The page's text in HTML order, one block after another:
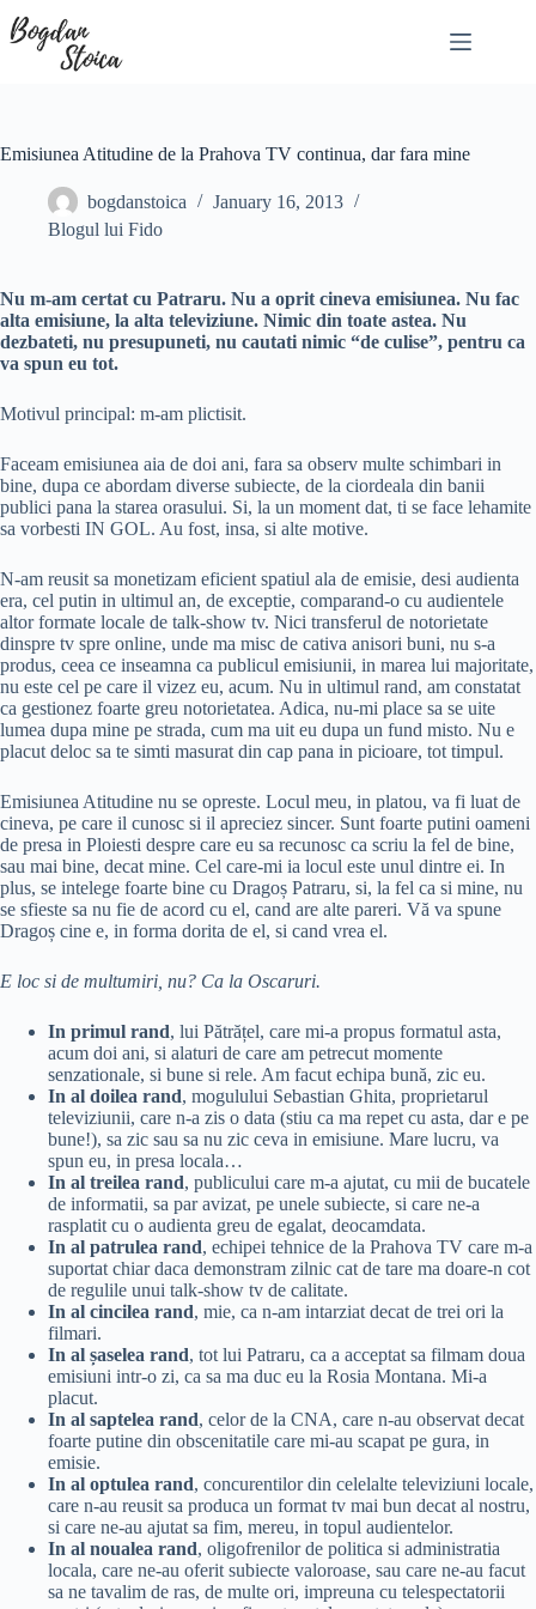
to
content
Emisiunea Atitudine de la Prahova TV continua, dar fara mine
bogdanstoica
January 16, 2013
Blogul lui Fido
Nu m-am certat cu Patraru. Nu a oprit cineva emisiunea. Nu fac
alta emisiune, la alta televiziune. Nimic din toate astea. Nu
dezbateti, nu presupuneti, nu cautati nimic “de culise”, pentru ca
va spun eu tot.
Motivul principal: m-am plictisit.
Faceam emisiunea aia de doi ani, fara sa observ multe schimbari in
bine, dupa ce abordam diverse subiecte, de la ciordeala din banii
publici pana la starea orasului. Si, la un moment dat, ti se face lehamite
sa vorbesti IN GOL. Au fost, insa, si alte motive.
N-am reusit sa monetizam eficient spatiul ala de emisie, desi audienta
era, cel putin in ultimul an, de exceptie, comparand-o cu audientele
altor formate locale de talk-show tv. Nici transferul de notorietate
dinspre tv spre online, unde ma misc de cativa anisori buni, nu s-a
produs, ceea ce inseamna ca publicul emisiunii, in marea lui majoritate,
nu este cel pe care il vizez eu, acum. Nu in ultimul rand, am constatat
ca gestionez foarte greu notorietatea. Adica, nu-mi place sa se uite
lumea dupa mine pe strada, cum ma uit eu dupa un fund misto. Nu e
placut deloc sa te simti masurat din cap pana in picioare, tot timpul.
Emisiunea Atitudine nu se opreste. Locul meu, in platou, va fi luat de
cineva, pe care il cunosc si il apreciez sincer. Sunt foarte putini oameni
de presa in Ploiesti despre care eu sa recunosc ca scriu la fel de bine,
sau mai bine, decat mine. Cel care-mi ia locul este unul dintre ei. In
plus, se intelege foarte bine cu Dragoș Patraru, si, la fel ca si mine, nu
se sfieste sa nu fie de acord cu el, cand are alte pareri. Vă va spune
Dragoș cine e, in forma dorita de el, si cand vrea el.
E loc si de multumiri, nu? Ca la Oscaruri.
In primul rand, lui Pătrățel, care mi-a propus formatul asta,
acum doi ani, si alaturi de care am petrecut momente
senzationale, si bune si rele. Am facut echipa bună, zic eu.
In al doilea rand, mogulului Sebastian Ghita, proprietarul
televiziunii, care n-a zis o data (stiu ca ma repet cu asta, dar e pe
bune!), sa zic sau sa nu zic ceva in emisiune. Mare lucru, va
spun eu, in presa locala…
In al treilea rand, publicului care m-a ajutat, cu mii de bucatele
de informatii, sa par avizat, pe unele subiecte, si care ne-a
rasplatit cu o audienta greu de egalat, deocamdata.
In al patrulea rand, echipei tehnice de la Prahova TV care m-a
suportat chiar daca demonstram zilnic cat de tare ma doare-n cot
de regulile unui talk-show tv de calitate.
In al cincilea rand, mie, ca n-am intarziat decat de trei ori la
filmari.
In al șaselea rand, tot lui Patraru, ca a acceptat sa filmam doua
emisiuni intr-o zi, ca sa ma duc eu la Rosia Montana. Mi-a
placut.
In al saptelea rand, celor de la CNA, care n-au observat decat
foarte putine din obscenitatile care mi-au scapat pe gura, in
emisie.
In al optulea rand, concurentilor din celelalte televiziuni locale,
care n-au reusit sa produca un format tv mai bun decat al nostru,
si care ne-au ajutat sa fim, mereu, in topul audientelor.
In al noualea rand, oligofrenilor de politica si administratia
locala, care ne-au oferit subiecte valoroase, sau care ne-au facut
sa ne tavalim de ras, de multe ori, impreuna cu telespectatorii